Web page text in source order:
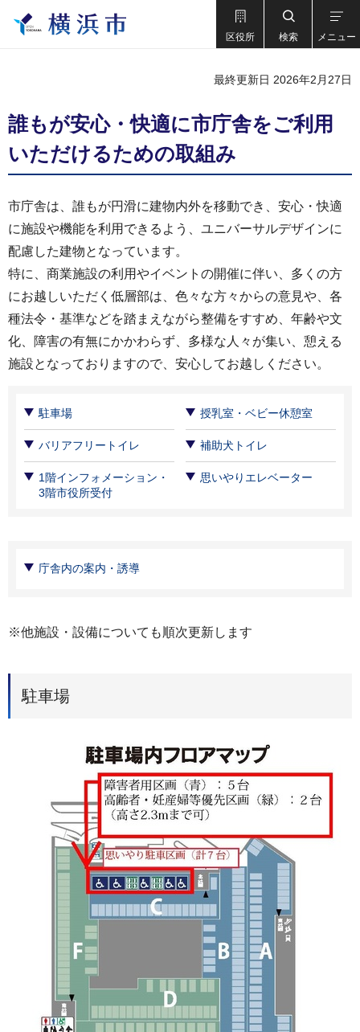
区役所 検索 メニュー
最終更新日 2026年2月27日
誰もが安心・快適に市庁舎をご利用
いただけるための取組み
市庁舎は、誰もが円滑に建物内外を移動でき、安心・快適
に施設や機能を利用できるよう、ユニバーサルデザインに
配慮した建物となっています。
特に、商業施設の利用やイベントの開催に伴い、多くの方
にお越しいただく低層部は、色々な方々からの意見や、各
種法令・基準などを踏まえながら整備をすすめ、年齢や文
化、障害の有無にかかわらず、多様な人々が集い、憩える
施設となっておりますので、安心してお越しください。
駐車場 授乳室・ベビー休憩室
バリアフリートイレ 補助犬トイレ
1階インフォメーション・
3階市役所受付
思いやりエレベーター
庁舎内の案内・誘導
※他施設・設備についても順次更新します
駐車場